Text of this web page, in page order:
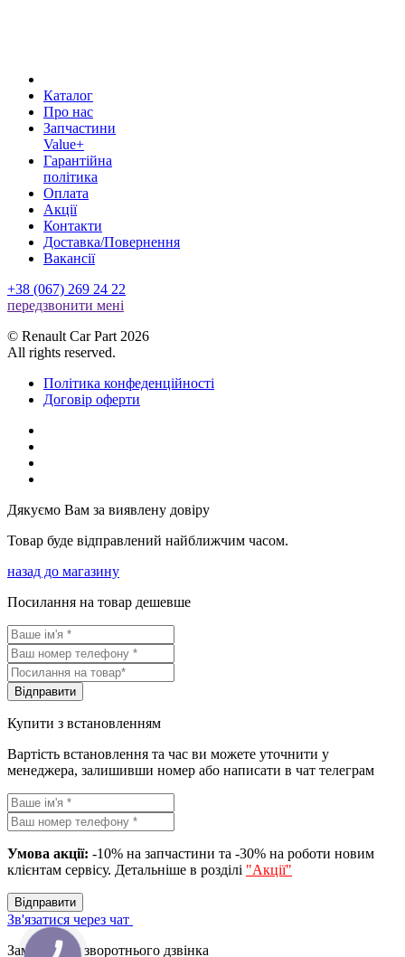
Каталог
Про нас
Запчастини
Value+
Гарантійна
політика
Оплата
Акції
Контакти
Доставка/Повернення
Вакансії
+38 (067) 269 24 22
передзвонити менi
© Renault Car Part 2026
All rights reserved.
Політика конфеденційності
Договір оферти
Дякуємо Вам за виявлену довіру
Товар буде відправлений найближчим часом.
назад до магазину
Посилання на товар дешевше
Вiдправити
Купити з встановленням
Вартість встановлення та час ви можете уточнити у
менеджера, залишивши номер або написати в чат телеграм
Умова акції: -10% на запчастини та -30% на роботи новим
клієнтам сервісу. Детальніше в розділі "Акції"
Вiдправити
Зв'язатися через чат
Замовлення зворотнього дзвінка
КНОПКА